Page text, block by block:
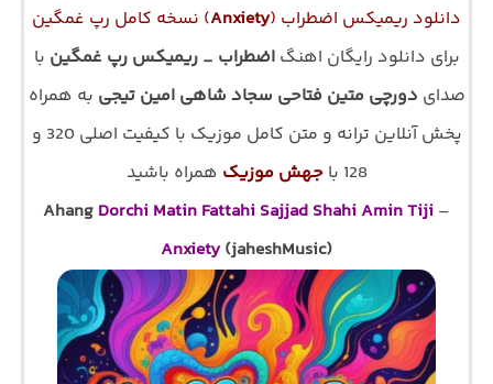
دانلود ریمیکس اضطراب (Anxiety) نسخه کامل رپ غمگین
برای دانلود رایگان اهنگاضطراب _ ریمیکس رپ غمگین با
صدای دورچی متین فتاحی سجاد شاهی امین تیجی به همراه
پخش آنلاین ترانه و متن کامل موزیک با کیفیت اصلی 320 و
128 با
جهش موزیک همراه باشید
Ahang Dorchi Matin Fattahi Sajjad Shahi Amin Tiji –
Anxiety(jaheshMusic)